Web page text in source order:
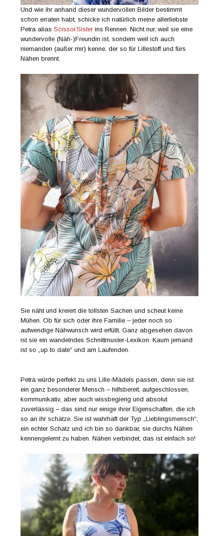
Und wie ihr anhand dieser wundervollen Bilder bestimmt
schon erraten habt, schicke ich natürlich meine allerliebste
Petra aliasScissor.Sister ins Rennen. Nicht nur, weil sie eine
wundervolle (Näh-)Freundin ist, sondern weil ich auch
niemanden (außer mir) kenne, der so für Lillestoff und fürs
Nähen brennt.
Sie näht und kreiert die tollsten Sachen und scheut keine
Mühen. Ob für sich oder ihre Familie – jeder noch so
aufwendige Nähwunsch wird erfüllt. Ganz abgesehen davon
ist sie ein wandelndes Schnittmuster-Lexikon. Kaum jemand
ist so „up to date“ und am Laufenden.
Petra würde perfekt zu uns Lille-Mädels passen, denn sie ist
ein ganz besonderer Mensch – hilfsbereit, aufgeschlossen,
kommunikativ, aber auch wissbegierig und absolut
zuverlässig – das sind nur einige ihrer Eigenschaften, die ich
so an ihr schätze. Sie ist wahrhaft der Typ „Lieblingsmensch“,
ein echter Schatz und ich bin so dankbar, sie durchs Nähen
kennengelernt zu haben. Nähen verbindet, das ist einfach so!